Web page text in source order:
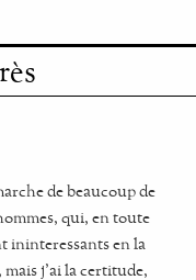
de beaucoup de
qui, en toute
ininteressants en la
j'ai la certitude,